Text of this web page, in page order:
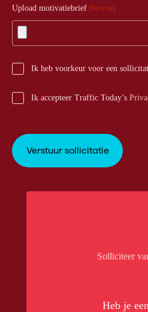
Upload motivatiebrief (Vereist)
Ik heb voorkeur voor een
Ik accepteer Traffic Today’s
Solliciteer
Heb je